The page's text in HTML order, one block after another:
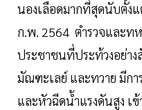
นองเลือดมากที่สุดนับตั้งแ
ก.พ. 2564 ตำรวจและท
ประชาชนที่ประท้วงอย่าง
มัณฑะเลย์ และทวาย มีกา
และหัวฉีดน้ำแรงดันสูง เ